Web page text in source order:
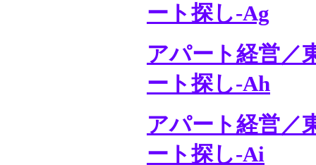
ート探し-Ag
アパート経営／
ート探し-Ah
アパート経営／
ート探し-Ai